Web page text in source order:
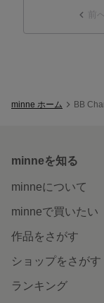
前
minne ホーム BB
minneを知る
minneについて
minneで買いたい
作品をさがす
ショップをさがす
ランキング